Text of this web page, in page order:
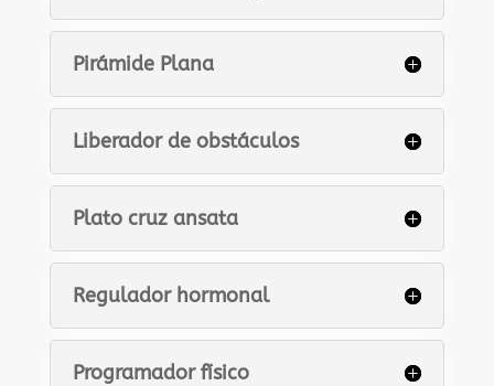
Pirámide Plana
Liberador de obstáculos
Plato cruz ansata
Regulador hormonal
Programador físico